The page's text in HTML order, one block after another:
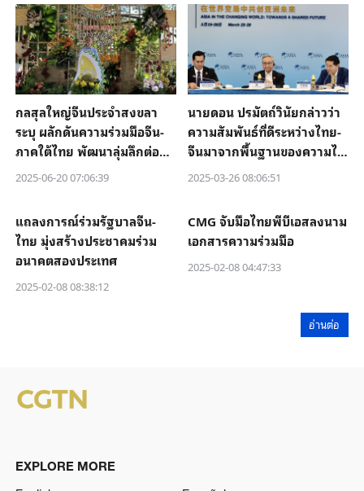
กลสุลใหญ่จีนประจำสงขลา
ระบุ ผลักดันความร่วมมือจีน-
ภาคใต้ไทย พัฒนาลุ่มลึกต่อ
เนื่อง
2025-06-20 07:06:39
นายดอน ปรมัตถ์วินัยกล่าวว่า
ความสัมพันธ์ที่ดีระหว่างไทย-
จีนมาจากพื้นฐานของความไว้
เนื้อเชื่อใจซึ่งกันและกัน เชื่อว่า
ประเทศของจีนจะจะได้รับการ
ต้อนรับจากทุกฝ่าย
2025-03-26 08:06:51
แถลงการณ์ร่วมรัฐบาลจีน-
ไทย มุ่งสร้างประชาคมร่วม
อนาคตสองประเทศ
2025-02-08 08:38:12
CMG จับมือไทยพีบีเอสลงนาม
เอกสารความร่วมมือ
2025-02-08 04:47:33
อ่านต่อ
EXPLORE MORE